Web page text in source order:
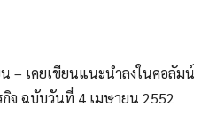
– เคยเขียนแนะนำลงในคอลัมน์
กิจ ฉบับวันที่ 4 เมษายน 2552